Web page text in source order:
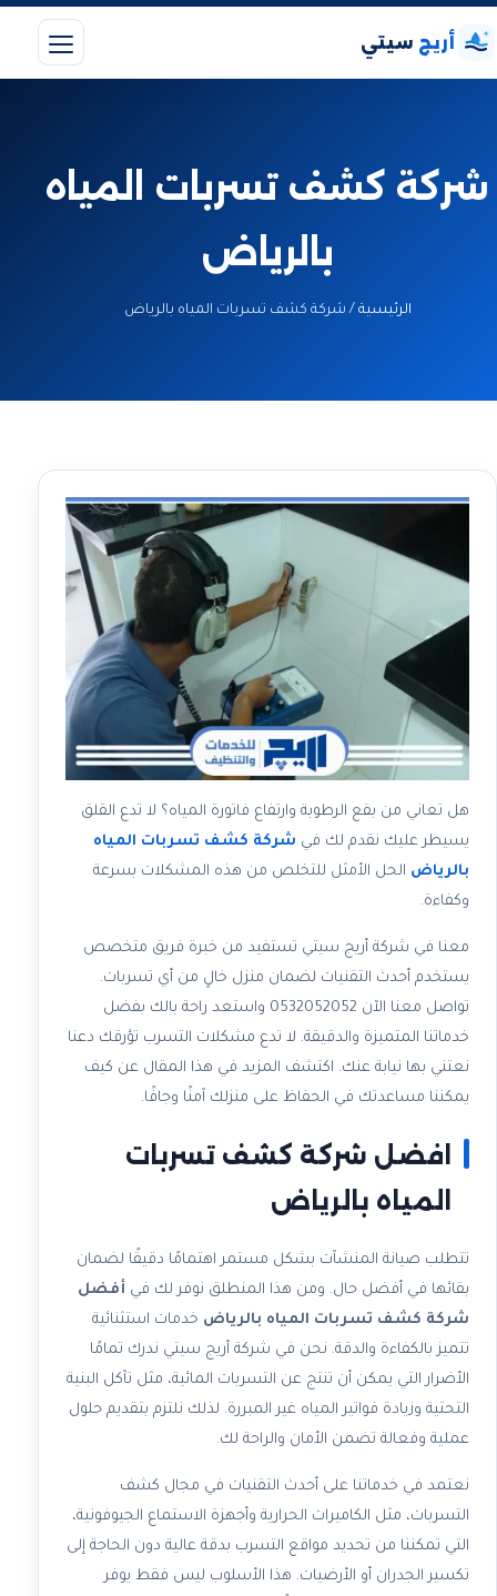
أريج سيتي
شركة كشف تسربات المياه
بالرياض
الرئيسية / شركة كشف تسربات المياه بالرياض
هل تعاني من بقع الرطوبة وارتفاع فاتورة المياه؟ لا تدع القلق
يسيطر عليك نقدم لك في شركة كشف تسربات المياه
بالرياض الحل الأمثل للتخلص من هذه المشكلات بسرعة
وكفاءة.
معنا في شركة أريج سيتي تستفيد من خبرة فريق متخصص
يستخدم أحدث التقنيات لضمان منزل خالٍ من أي تسربات.
تواصل معنا الآن 0532052052 واستعد راحة بالك بفضل
خدماتنا المتميزة والدقيقة. لا تدع مشكلات التسرب تؤرقك دعنا
نعتني بها نيابة عنك. اكتشف المزيد في هذا المقال عن كيف
يمكننا مساعدتك في الحفاظ على منزلك آمنًا وجافًا.
افضل شركة كشف تسربات
المياه بالرياض
تتطلب صيانة المنشآت بشكل مستمر اهتمامًا دقيقًا لضمان
بقائها في أفضل حال. ومن هذا المنطلق نوفر لك في أفضل
شركة كشف تسربات المياه بالرياض خدمات استثنائية
تتميز بالكفاءة والدقة. نحن في شركة أريج سيتي ندرك تمامًا
الأضرار التي يمكن أن تنتج عن التسربات المائية، مثل تآكل البنية
التحتية وزيادة فواتير المياه غير المبررة. لذلك نلتزم بتقديم حلول
عملية وفعالة تضمن الأمان والراحة لك.
نعتمد في خدماتنا على أحدث التقنيات في مجال كشف
التسربات، مثل الكاميرات الحرارية وأجهزة الاستماع الجيوفونية،
التي تمكننا من تحديد مواقع التسرب بدقة عالية دون الحاجة إلى
تكسير الجدران أو الأرضيات. هذا الأسلوب ليس فقط يوفر